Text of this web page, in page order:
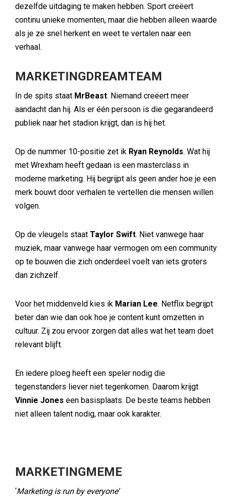
dezelfde uitdaging te maken hebben. Sport creëert
continu unieke momenten, maar die hebben alleen waarde
als je ze snel herkent en weet te vertalen naar een
verhaal.
MARKETINGDREAMTEAM
In de spits staat MrBeast. Niemand creëert meer
aandacht dan hij. Als er één persoon is die gegarandeerd
publiek naar het stadion krijgt, dan is hij het.
Op de nummer 10-positie zet ik Ryan Reynolds. Wat hij
met Wrexham heeft gedaan is een masterclass in
moderne marketing. Hij begrijpt als geen ander hoe je een
merk bouwt door verhalen te vertellen die mensen willen
volgen.
Op de vleugels staat Taylor Swift. Niet vanwege haar
muziek, maar vanwege haar vermogen om een community
op te bouwen die zich onderdeel voelt van iets groters
dan zichzelf.
Voor het middenveld kies ik Marian Lee. Netflix begrijpt
beter dan wie dan ook hoe je content kunt omzetten in
cultuur. Zij zou ervoor zorgen dat alles wat het team doet
relevant blijft.
En iedere ploeg heeft een speler nodig die
tegenstanders liever niet tegenkomen. Daarom krijgt
Vinnie Jones een basisplaats. De beste teams hebben
niet alleen talent nodig, maar ook karakter.
MARKETINGMEME
‘Marketing is run by everyone’